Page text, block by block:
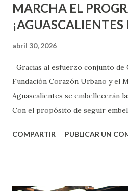
MARCHA EL
abril 30, 2026
Gracias al esfuerzo conjunto de
Fundación Corazón Urbano y el
Aguascalientes se embellecerán
Con el propósito de seguir
municipal, Leo Montañez dio
COMPARTIR PUBLICAR UN